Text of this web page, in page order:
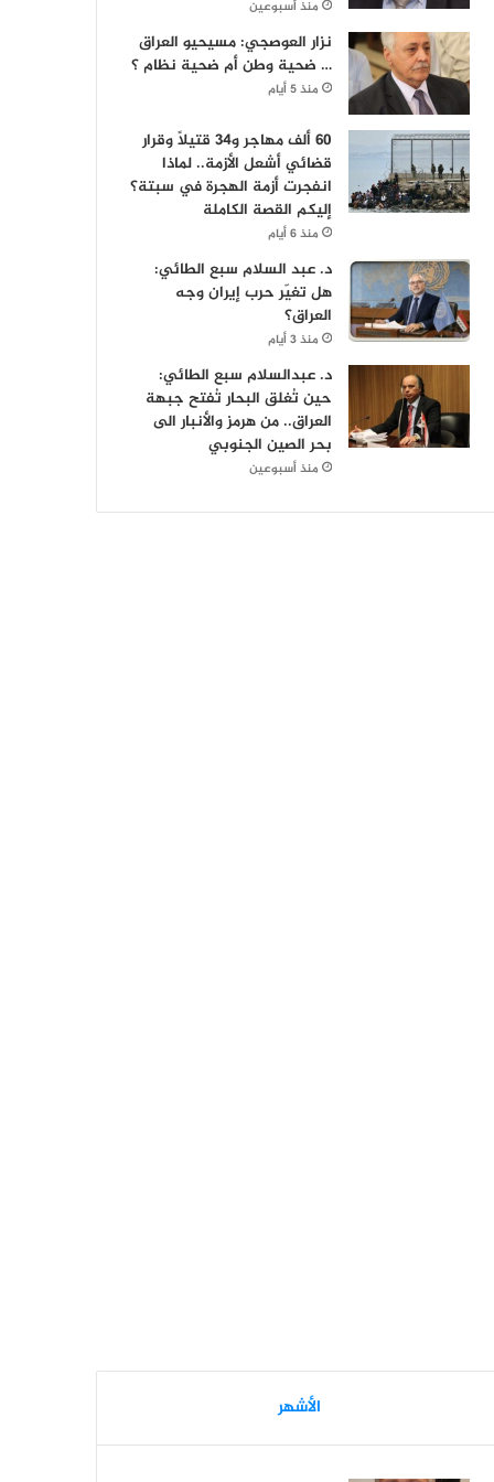
منذ أسبوعين
نزار العوصجي: مسيحيو العراق
… ضحية وطن أم ضحية نظام ؟
منذ 5 أيام
60 ألف مهاجر و34 قتيلاً وقرار
قضائي أشعل الأزمة.. لماذا
انفجرت أزمة الهجرة في سبتة؟
إليكم القصة الكاملة
منذ 6 أيام
د. عبد السلام سبع الطائي:
هل تغيّر حرب إيران وجه
العراق؟
منذ 3 أيام
د. عبدالسلام سبع الطائي:
حين تُغلق البحار تُفتح جبهة
العراق.. من هرمز والأنبار الى
بحر الصين الجنوبي
منذ أسبوعين